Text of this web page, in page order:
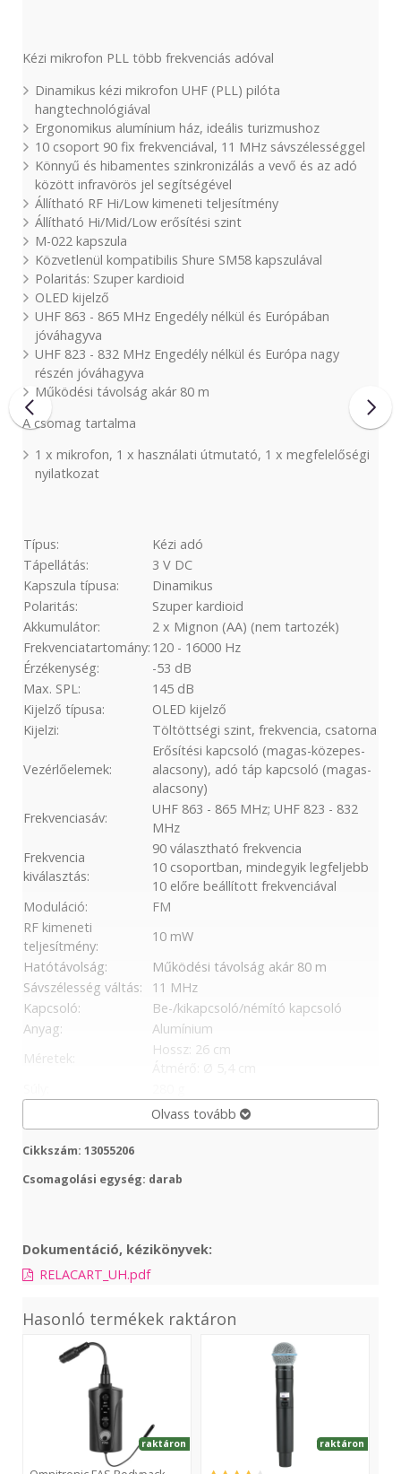
Kézi mikrofon PLL több frekvenciás adóval
Dinamikus kézi mikrofon UHF (PLL) pilóta
hangtechnológiával
Ergonomikus alumínium ház, ideális turizmushoz
10 csoport 90 fix frekvenciával, 11 MHz sávszélességgel
Könnyű és hibamentes szinkronizálás a vevő és az adó
között infravörös jel segítségével
Állítható RF Hi/Low kimeneti teljesítmény
Állítható Hi/Mid/Low erősítési szint
M-022 kapszula
Közvetlenül kompatibilis Shure SM58 kapszulával
Polaritás: Szuper kardioid
OLED kijelző
UHF 863 - 865 MHz Engedély nélkül és Európában
jóváhagyva
UHF 823 - 832 MHz Engedély nélkül és Európa nagy
részén jóváhagyva
Működési távolság akár 80 m
A csomag tartalma
1 x mikrofon, 1 x használati útmutató, 1 x megfelelőségi
nyilatkozat
Típus:
Kézi adó
Tápellátás:
3 V DC
Kapszula típusa:
Dinamikus
Polaritás:
Szuper kardioid
Akkumulátor:
2 x Mignon (AA) (nem tartozék)
Frekvenciatartomány: 120 - 16000 Hz
Érzékenység:
-53 dB
Max. SPL:
145 dB
Kijelző típusa:
OLED kijelző
Kijelzi:
Töltöttségi szint, frekvencia, csatorna
Vezérlőelemek:
Erősítési kapcsoló (magas-közepes-
alacsony), adó táp kapcsoló (magas-
alacsony)
Frekvenciasáv:
UHF 863 - 865 MHz; UHF 823 - 832
MHz
Frekvencia
kiválasztás:
90 választható frekvencia
10 csoportban, mindegyik legfeljebb
10 előre beállított frekvenciával
Moduláció:
FM
RF kimeneti
teljesítmény:
10 mW
Hatótávolság:
Működési távolság akár 80 m
Sávszélesség váltás:
11 MHz
Kapcsoló:
Be-/kikapcsoló/némító kapcsoló
Anyag:
Alumínium
Méretek:
Hossz: 26 cm
Olvass tovább
Cikkszám: 13055206
Csomagolási egység: darab
Dokumentáció, kézikönyvek:
RELACART_UH.pdf
Hasonló termékek raktáron
Bodypack
raktáron raktáron